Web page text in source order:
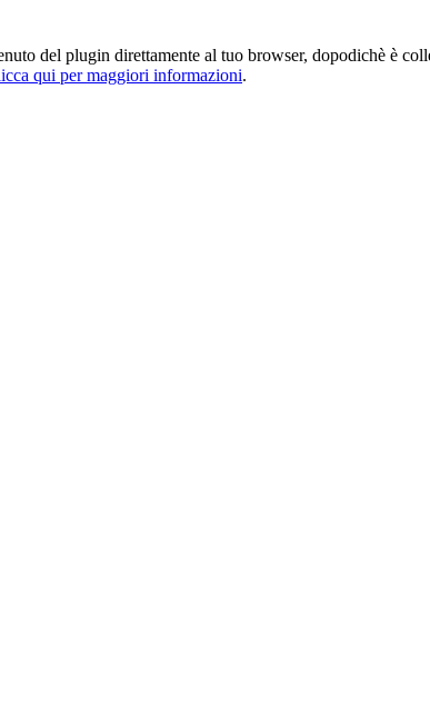
del plugin direttamente al tuo browser, dopodichè è
qui per maggiori informazioni.